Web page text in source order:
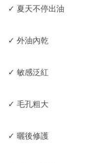
✓ 夏天不停出油
✓ 外油內乾
✓ 敏感泛紅
✓ 毛孔粗大
✓ 曬後修護